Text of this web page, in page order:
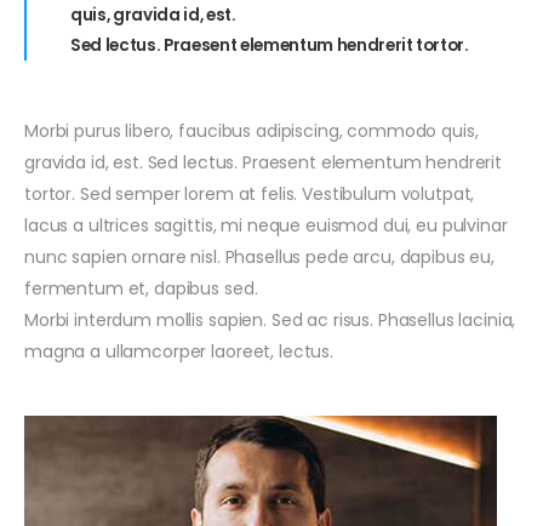
quis, gravida id, est.
Sed lectus. Praesent elementum hendrerit tortor.
Morbi purus libero, faucibus adipiscing, commodo quis,
gravida id, est. Sed lectus. Praesent elementum hendrerit
tortor. Sed semper lorem at felis. Vestibulum volutpat,
lacus a ultrices sagittis, mi neque euismod dui, eu pulvinar
nunc sapien ornare nisl. Phasellus pede arcu, dapibus eu,
fermentum et, dapibus sed.
Morbi interdum mollis sapien. Sed ac risus. Phasellus lacinia,
magna a ullamcorper laoreet, lectus.